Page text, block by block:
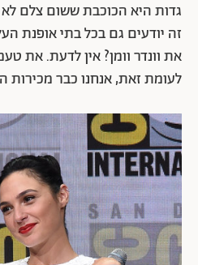
גדות היא הכוכבת ששום צלם
זה יודעים גם בכל בתי אופנת
את וונדר וומן? אין לדעת. את
לעומת זאת, אנחנו כבר מכירות